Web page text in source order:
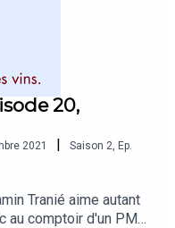
20,
2021 | Saison 2 Ep.
Tranié aime autant
au comptoir d'un PMU